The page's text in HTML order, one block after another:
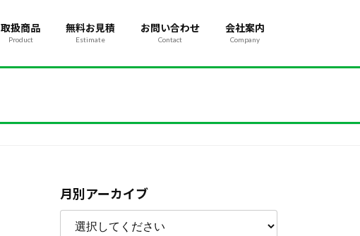
取扱商品
Product
無料お見積
Estimate
お問い合わせ
Contact
会社案内
Company
月別アーカイブ